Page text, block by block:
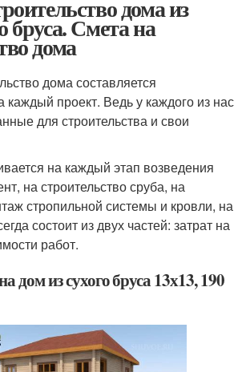
дома из
бруса. Смета на
дома
дома составляется
каждый проект. Ведь у каждого из нас
для строительства и свои
на каждый этап возведения
на строительство сруба, на
стропильной системы и кровли, на
состоит из двух частей: затрат на
работ.
дом из сухого бруса 13х13, 190